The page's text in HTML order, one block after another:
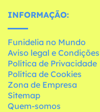
INFORMAÇÃO:
Funidelia no Mundo
Aviso legal e
Política de Privacidade
Política de Cookies
Zona de Empresa
Sitemap
Quem-somos